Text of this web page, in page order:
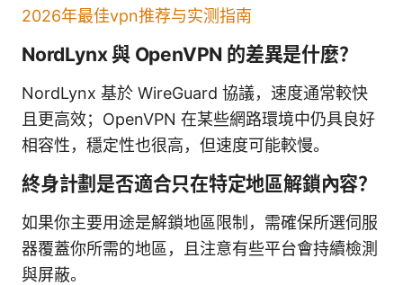
2026年最佳vpn推荐与实测指南
NordLynx 與 OpenVPN 的差異是什麼？
NordLynx 基於 WireGuard 協議，速度通常較快
且更高效；OpenVPN 在某些網路環境中仍具良好
相容性，穩定性也很高，但速度可能較慢。
終身計劃是否適合只在特定地區解鎖內容？
如果你主要用途是解鎖地區限制，需確保所選伺服
器覆蓋你所需的地區，且注意有些平台會持續檢測
與屏蔽。